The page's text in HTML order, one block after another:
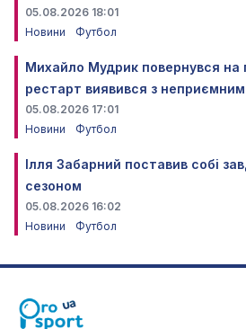
05.08.2026 18:01
Новини
Футбол
Михайло Мудрик повернувся на
рестарт виявився з
05.08.2026 17:01
Новини
Футбол
Ілля Забарний поставив собі
сезоном
05.08.2026 16:02
Новини
Футбол